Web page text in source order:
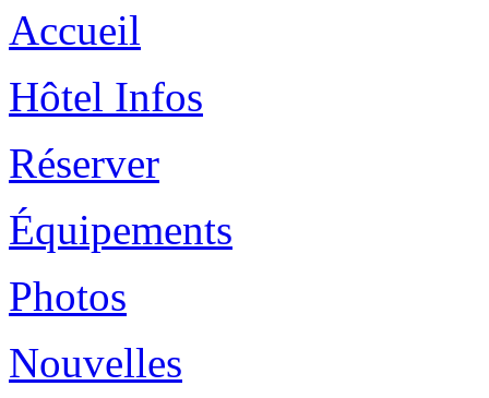
Accueil
Hôtel Infos
Réserver
Équipements
Photos
Nouvelles